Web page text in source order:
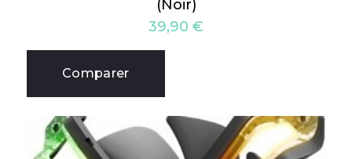
(Noir)
39,90 €
Comparer